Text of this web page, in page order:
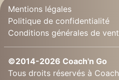
Mentions légales
Politique de confidentialité
Conditions générales de
©2014-2026 Coach'n Go
Tous droits réservés à